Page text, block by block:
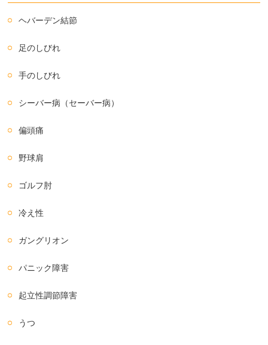
ヘバーデン結節
足のしびれ
手のしびれ
シーバー病（セーバー病）
偏頭痛
野球肩
ゴルフ肘
冷え性
ガングリオン
パニック障害
起立性調節障害
うつ